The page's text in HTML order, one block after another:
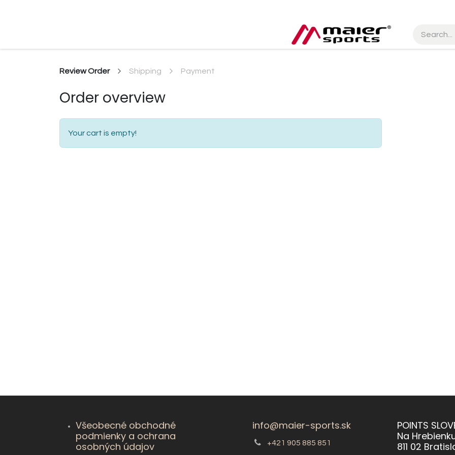
Review Order Shipping Payment
Order overview
Your cart is empty!
Všeobecné obchodné
podmienky a ochrana
osobných údajov
info@maier-sports.sk
+421 905 885 851
POINTS
Na
811 02